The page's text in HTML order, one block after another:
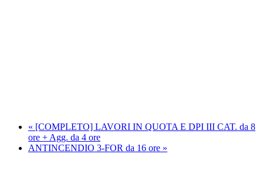
« [COMPLETO] LAVORI IN QUOTA E DPI III CAT. da 8
ore + Agg. da 4 ore
ANTINCENDIO 3-FOR da 16 ore »